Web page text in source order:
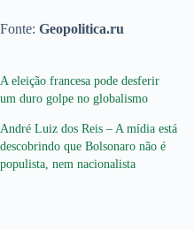
Fonte: Geopolitica.ru
A eleição francesa pode desferir
um duro golpe no globalismo
André Luiz dos Reis – A mídia está
descobrindo que Bolsonaro não é
populista, nem nacionalista